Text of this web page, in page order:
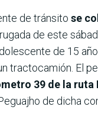
de tránsito se
de este
de 15
tractocamión. El
39 de la ruta
de dicha